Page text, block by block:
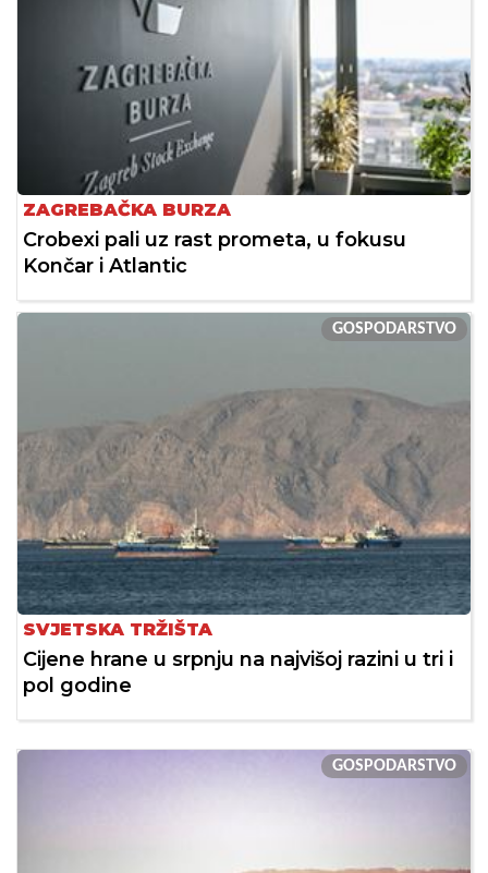
ZAGREBAČKA BURZA
Crobexi pali uz rast prometa, u fokusu
Končar i Atlantic
GOSPODARSTVO
SVJETSKA TRŽIŠTA
Cijene hrane u srpnju na najvišoj razini u tri i
pol godine
GOSPODARSTVO